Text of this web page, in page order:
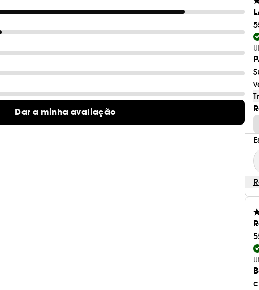
12 horas de efeito smoothing**
UM ACABAMENTO MATTE
12 horas de utilização**
24 horas sem esbater**
Lábios INSTANTANEAMENTE
Aumento de 50% da
*TESTE INSTRUMENTAL EM 33
Dar a minha avaliação